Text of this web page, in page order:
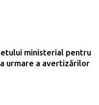
ministerial pentru
urmare a avertizărilor